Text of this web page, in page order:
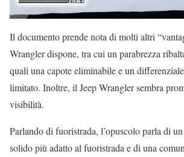
Il documento prende nota di molti altri
Wrangler dispone, tra cui un parabrezza
quali una capote eliminabile e un
limitato. Inoltre, il Jeep Wrangler sembra
visibilità.
Parlando di fuoristrada, l’opuscolo parla di
solido più adatto al fuoristrada e di una